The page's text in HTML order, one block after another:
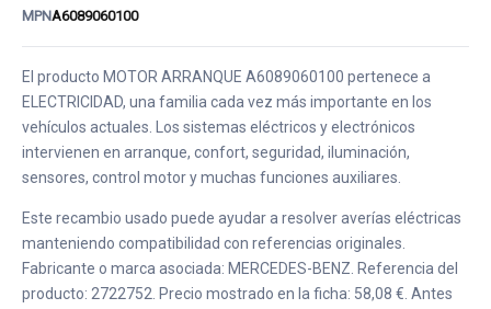
MPNA6089060100
El producto MOTOR ARRANQUE A6089060100 pertenece a
ELECTRICIDAD, una familia cada vez más importante en los
vehículos actuales. Los sistemas eléctricos y electrónicos
intervienen en arranque, confort, seguridad, iluminación,
sensores, control motor y muchas funciones auxiliares.
Este recambio usado puede ayudar a resolver averías eléctricas
manteniendo compatibilidad con referencias originales.
Fabricante o marca asociada: MERCEDES-BENZ. Referencia del
producto: 2722752. Precio mostrado en la ficha: 58,08 €. Antes